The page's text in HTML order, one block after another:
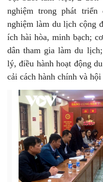
nghiệm trong phát
nghiệm làm du lịch cộng
ích hài hòa, minh bạch;
dân tham gia làm du
lý, điều hành hoạt động
cải cách hành chính và